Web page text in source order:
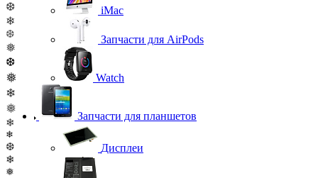
❆
❄
❆
❅
❆
❅
❄
❅
❄
❄
❆
❄
❅
iMac
Запчасти для AirPods
Watch
Запчасти для планшетов
Дисплеи